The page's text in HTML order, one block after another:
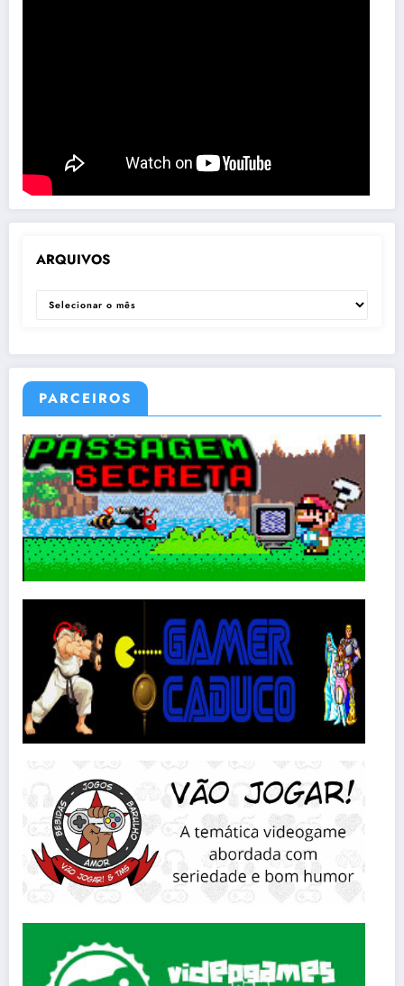
ARQUIVOS
ARQUIVOS
PARCEIROS